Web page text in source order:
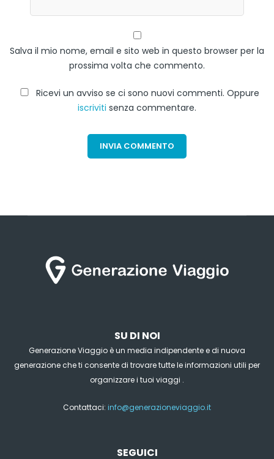
Salva il mio nome, email e sito web in questo browser per la
prossima volta che commento.
Ricevi un avviso se ci sono nuovi commenti. Oppure
iscriviti senza commentare.
SU DI NOI
Generazione Viaggio è un media indipendente e di nuova
generazione che ti consente di trovare tutte le informazioni utili per
organizzare i tuoi viaggi .
Contattaci: info@generazioneviaggio.it
SEGUICI